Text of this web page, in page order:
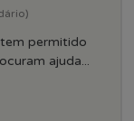
permitido
ajuda...